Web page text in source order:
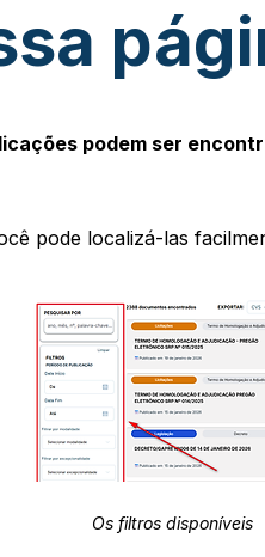
podem ser
pode localizá-las
Os filtros disponíveis